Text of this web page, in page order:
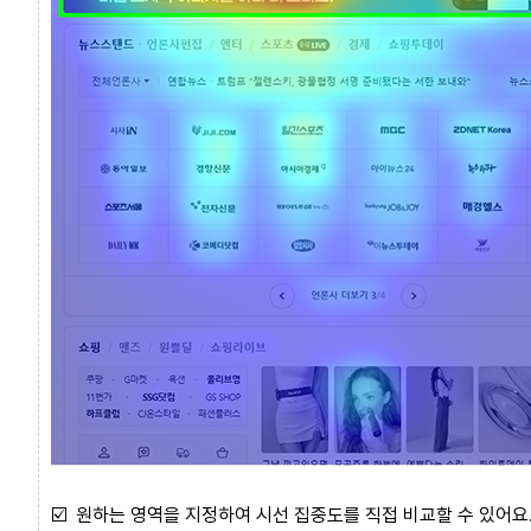
☑️ 원하는 영역을 지정하여 시선 집중도를 직접 비교할 수 있어